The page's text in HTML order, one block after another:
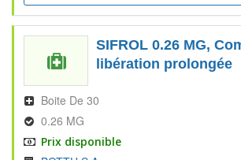
SIFROL 0.26 MG,
libération prolongée
Boite De 30
0.26 MG
Prix disponible